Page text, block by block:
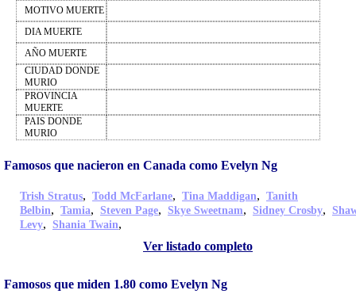
MOTIVO MUERTE
DIA MUERTE
AÑO MUERTE
CIUDAD DONDE
MURIO
PROVINCIA
MUERTE
PAIS DONDE
MURIO
Famosos que nacieron en Canada como Evelyn Ng
Trish Stratus, Todd McFarlane, Tina Maddigan, Tanith
Belbin, Tamia, Steven Page, Skye Sweetnam, Sidney Crosby,
Levy, Shania Twain,
Ver listado completo
Famosos que miden 1.80 como Evelyn Ng